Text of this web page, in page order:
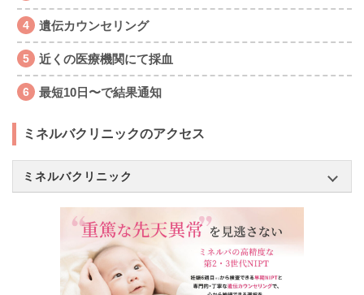
遺伝カウンセリング
近くの医療機関にて採血
最短10日〜で結果通知
ミネルバクリニックのアクセス
ミネルバクリニック